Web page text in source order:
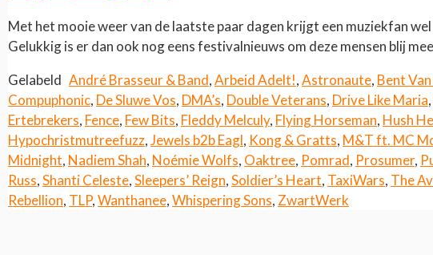
Met het mooie weer van de laatste paar dagen krijgt een muziekfan
Gelukkig is er dan ook nog eens festivalnieuws om deze mensen blij
Gelabeld André Brasseur & Band,Arbeid Adelt!,Astronaute, Bent
Compuphonic, De Sluwe Vos, DMA’s, Double Veterans, Drive Like Maria,
Ertebrekers, Fence, Few Bits, Fleddy Melculy, Flying Horseman, Hush
Hypochristmutreefuzz,Jewels b2b Eagl, Kong & Gratts, M&T ft. MC
Midnight, Nadiem Shah, Noémie Wolfs, Oaktree, Pomrad, Prosumer,
Russ,Shanti Celeste,Sleepers’ Reign,Soldier’s Heart, TaxiWars, The
Rebellion, TLP,Wanthanee,Whispering Sons, ZwartWerk